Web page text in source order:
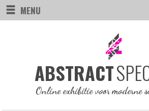
MENU
ABSTRACT
Online exhibitie voor moderne